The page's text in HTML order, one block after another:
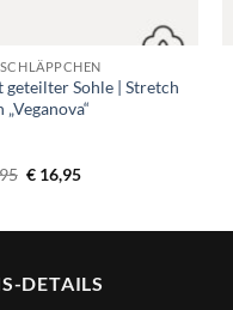
Sohle | Stretch
„Veganova“
Ursprünglicher
Preis
€ 16,95Aktueller
DETAILS